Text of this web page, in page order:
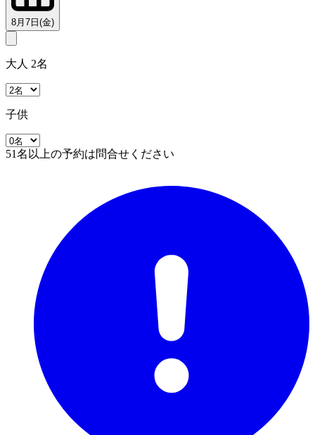
8月7日(金)
大人 2名
子供
51名以上の予約は問合せください